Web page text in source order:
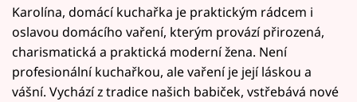
Karolína, domácí kuchařka je praktickým rádcem i
oslavou domácího vaření, kterým provází přirozená,
charismatická a praktická moderní žena. Není
profesionální kuchařkou, ale vaření je její láskou a
vášní. Vychází z tradice našich babiček, vstřebává nové